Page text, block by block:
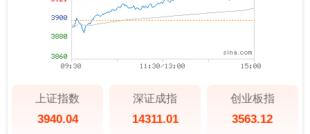
上证指数
3940.04
深证成指
14311.01
创业板指
3563.12